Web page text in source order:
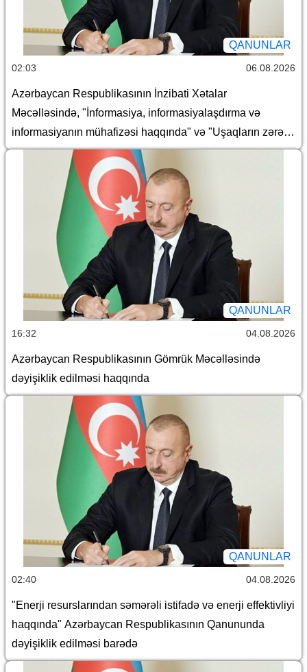
QANUNLAR
02:03 06.08.2026
Azərbaycan Respublikasının İnzibati Xətalar
Məcəlləsində, "İnformasiya, informasiyalaşdırma və
informasiyanın mühafizəsi haqqında" və "Uşaqların zərərli
informasiyadan qorunması haqqında" Azərbaycan
Respublikasının qanunlarında dəyişiklik edilməsi barədə
QANUNLAR
16:32 04.08.2026
Azərbaycan Respublikasının Gömrük Məcəlləsində
dəyişiklik edilməsi haqqında
QANUNLAR
02:40 04.08.2026
"Enerji resurslarından səmərəli istifadə və enerji effektivliyi
haqqında" Azərbaycan Respublikasının Qanununda
dəyişiklik edilməsi barədə